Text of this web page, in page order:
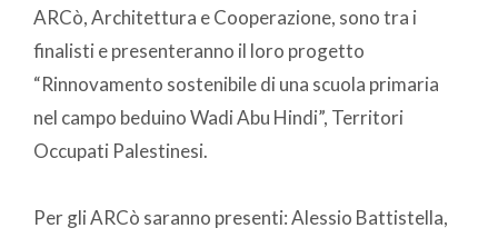
ARCò, Architettura e Cooperazione, sono tra i
finalisti e presenteranno il loro progetto
“Rinnovamento sostenibile di una scuola primaria
nel campo beduino Wadi Abu Hindi”, Territori
Occupati Palestinesi.
Per gli ARCò saranno presenti: Alessio Battistella,